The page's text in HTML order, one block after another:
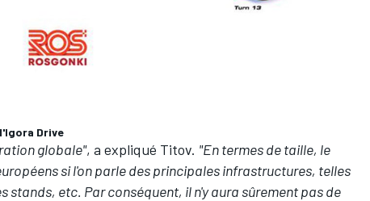
Drive
globale", a expliqué Titov. "En termes de taille, le
si l'on parle des principales infrastructures, telles
stands, etc. Par conséquent, il n'y aura sûrement pas de